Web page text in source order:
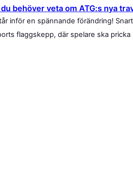
behöver veta om ATG:s nya
inför en spännande förändring!
flaggskepp, där spelare ska